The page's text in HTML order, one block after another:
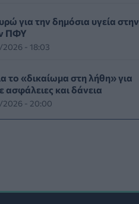
που εξασφαλίζουν 13
δεκάδες οικόσιτα και
Δυτική Αττική
για την δημόσια υγεία στην
ΠΦΥ
- 18:03
το «δικαίωμα στη λήθη» για
ασφάλειες και δάνεια
- 20:00